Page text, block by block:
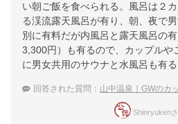
い朝ご飯を食べられる。風呂は２
る渓流露天風呂が有り、朝、夜で
別に有料だが内風呂と露天風呂の
3,300円）も有るので、カップルや
に男女共用のサウナと水風呂も有る
回答された質問： 山中温泉｜GWのカッ
Shinryuken